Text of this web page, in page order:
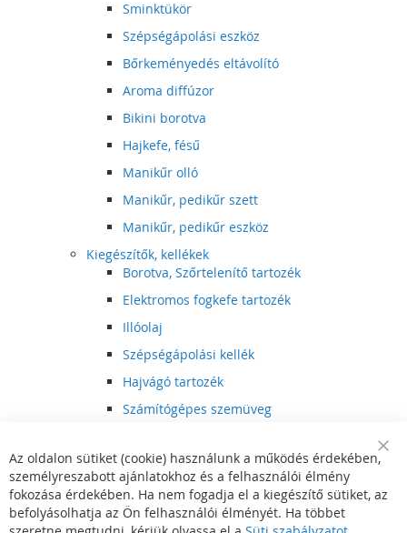
Sminktükör
Szépségápolási eszköz
Bőrkeményedés eltávolító
Aroma diffúzor
Bikini borotva
Hajkefe, fésű
Manikűr olló
Manikűr, pedikűr szett
Manikűr, pedikűr eszköz
Kiegészítők, kellékek
Borotva, Szőrtelenítő tartozék
Elektromos fogkefe tartozék
Illóolaj
Szépségápolási kellék
Hajvágó tartozék
Számítógépes szemüveg
Hajvágó kiegészítő
Szórakoztató elektronika
Multimédia
DVD, BluRay lejátszó
Bar
Az oldalon sütiket (cookie) használunk a működés érdekében,
személyreszabott ajánlatokhoz és a felhasználói élmény
fokozása érdekében. Ha nem fogadja el a kiegészítő sütiket, az
befolyásolhatja az Ön felhasználói élményét. Ha többet